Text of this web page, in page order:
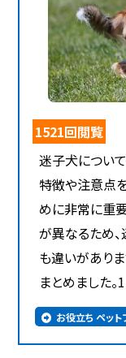
1521回閲覧
迷子犬につい
特徴や注意点
めに非常に重
が異なるため
も違いがあり
まとめました。
お役立ち ペット